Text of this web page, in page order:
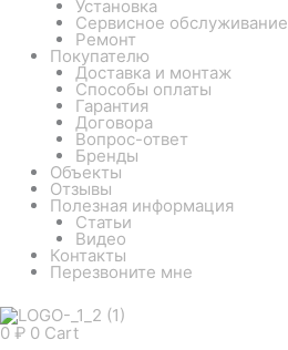
Установка
Сервисное обслуживание
Ремонт
Покупателю
Доставка и монтаж
Способы оплаты
Гарантия
Договора
Вопрос-ответ
Бренды
Объекты
Отзывы
Полезная информация
Статьи
Видео
Контакты
Перезвоните мне
0 ₽ 0 Cart